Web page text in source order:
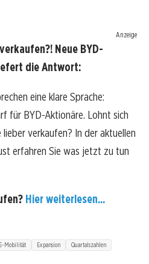
Anzeige
Neue BYD-
die Antwort:
eine klare Sprache:
für BYD-Aktionäre. Lohnt sich
verkaufen? In der aktuellen
erfahren Sie was jetzt zu tun
Hier weiterlesen...
E-Mobilität Expansion Quartalszahlen